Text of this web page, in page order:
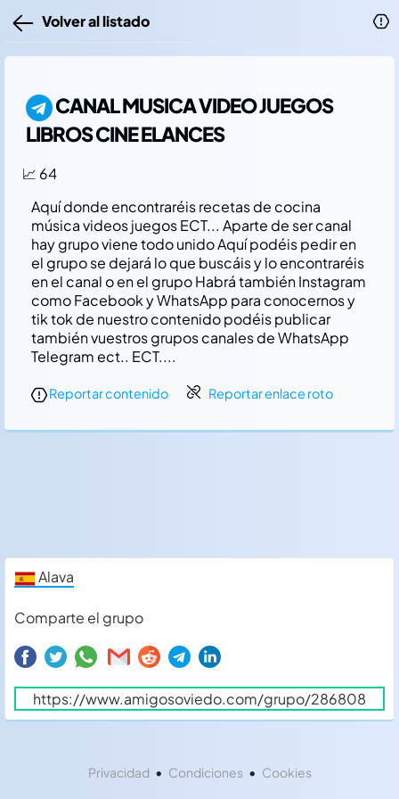
Volver al listado
CANAL MUSICA VIDEO JUEGOS
LIBROS CINE ELANCES
📈 64
Aquí­ donde encontraréis recetas de cocina
música videos juegos ECT... Aparte de ser canal
hay grupo viene todo unido Aquí­ podéis pedir en
el grupo se dejará lo que buscáis y lo encontraréis
en el canal o en el grupo Habrá también Instagram
como Facebook y WhatsApp para conocernos y
tik tok de nuestro contenido podéis publicar
también vuestros grupos canales de WhatsApp
Telegram ect.. ECT....
Reportar contenido Reportar enlace roto
Alava
Comparte el grupo
Privacidad• Condiciones• Cookies